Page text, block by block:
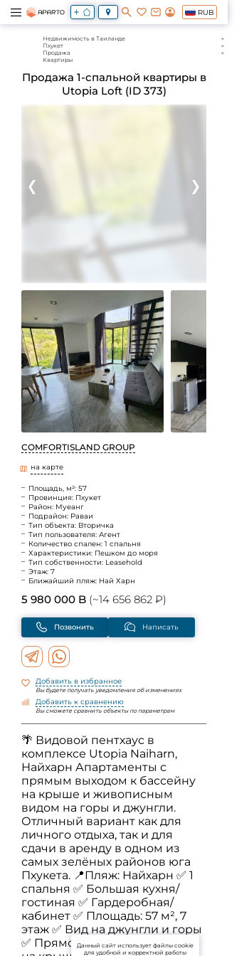
RUB
Недвижимость в Таиланде
Пхукет
Продажа
Квартиры
Продажа 1-спальной квартиры в
Utopia Loft (ID 373)
COMFORTISLAND GROUP
на карте
Площадь, м²: 57
Провинция: Пхукет
Район: Муеанг
Подрайон: Раваи
Тип объекта: Вторичка
Тип пользователя: Агент
Количество спален: 1 спальня
Характеристики: Пешком до моря
Тип собственности: Leasehold
Этаж: 7
Ближайший пляж: Най Харн
5 980 000 B (~14 656 862 ₽)
Позвонить Написать
Добавить в избранное
Вы будете получать уведомления об изменениях
Добавить к сравнению
Вы сможете сравнить объекты по параметрам
🌴 Видовой пентхаус в
комплексе Utopia Naiharn,
Найхарн Апартаменты с
прямым выходом к бассейну
на крыше и живописным
видом на горы и джунгли.
Отличный вариант как для
личного отдыха, так и для
сдачи в аренду в одном из
самых зелёных районов юга
Пхукета. 📍Пляж: Найхарн ✅ 1
спальня ✅ Большая кухня/
гостиная ✅ Гардеробная/
кабинет ✅ Площадь: 57 м², 7
этаж ✅ Вид на джунгли и горы
✅ Прямой выход к бассейну
Данный сайт использует файлы cookie
для удобной и корректной работы